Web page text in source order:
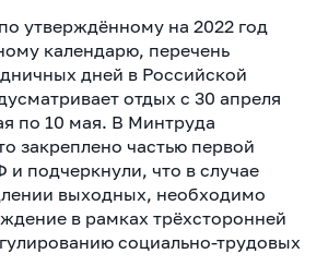
утверждённому на 2022 год
календарю, перечень
дней в Российской
отдых с 30 апреля
по 10 мая. В Минтруда
закреплено частью первой
и подчеркнули, что в случае
выходных, необходимо
в рамках трёхсторонней
социально-трудовых